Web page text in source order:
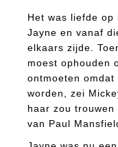
Het was liefde
Jayne en vanaf
elkaars zijde.
moest ophouden
ontmoeten
worden, zei
haar zou
van Paul